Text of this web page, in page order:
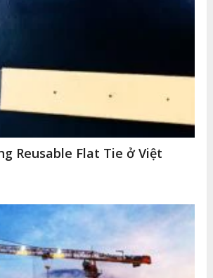
Reusable Flat Tie ở Việt